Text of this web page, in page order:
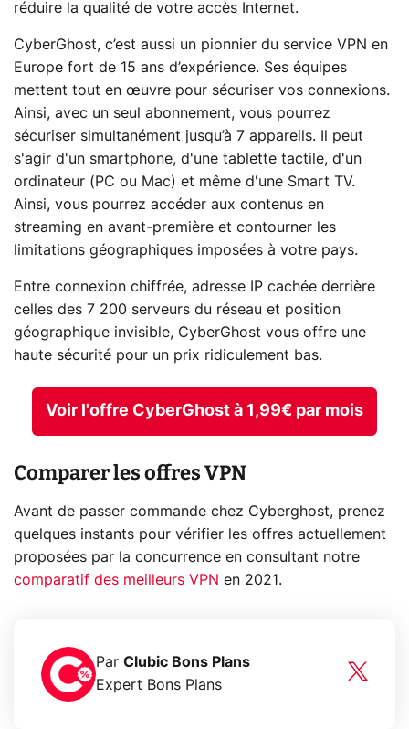
réduire la qualité de votre accès Internet.
CyberGhost, c’est aussi un pionnier du service VPN en
Europe fort de 15 ans d’expérience. Ses équipes
mettent tout en œuvre pour sécuriser vos connexions.
Ainsi, avec un seul abonnement, vous pourrez
sécuriser simultanément jusqu’à 7 appareils. Il peut
s'agir d'un smartphone, d'une tablette tactile, d'un
ordinateur (PC ou Mac) et même d'une Smart TV.
Ainsi, vous pourrez accéder aux contenus en
streaming en avant-première et contourner les
limitations géographiques imposées à votre pays.
Entre connexion chiffrée, adresse IP cachée derrière
celles des 7 200 serveurs du réseau et position
géographique invisible, CyberGhost vous offre une
haute sécurité pour un prix ridiculement bas.
Voir l'offre CyberGhost à 1,99€ par mois
Comparer les offres VPN
Avant de passer commande chez Cyberghost, prenez
quelques instants pour vérifier les offres actuellement
proposées par la concurrence en consultant notre
comparatif des meilleurs VPN en 2021.
Par Clubic Bons Plans
Expert Bons Plans